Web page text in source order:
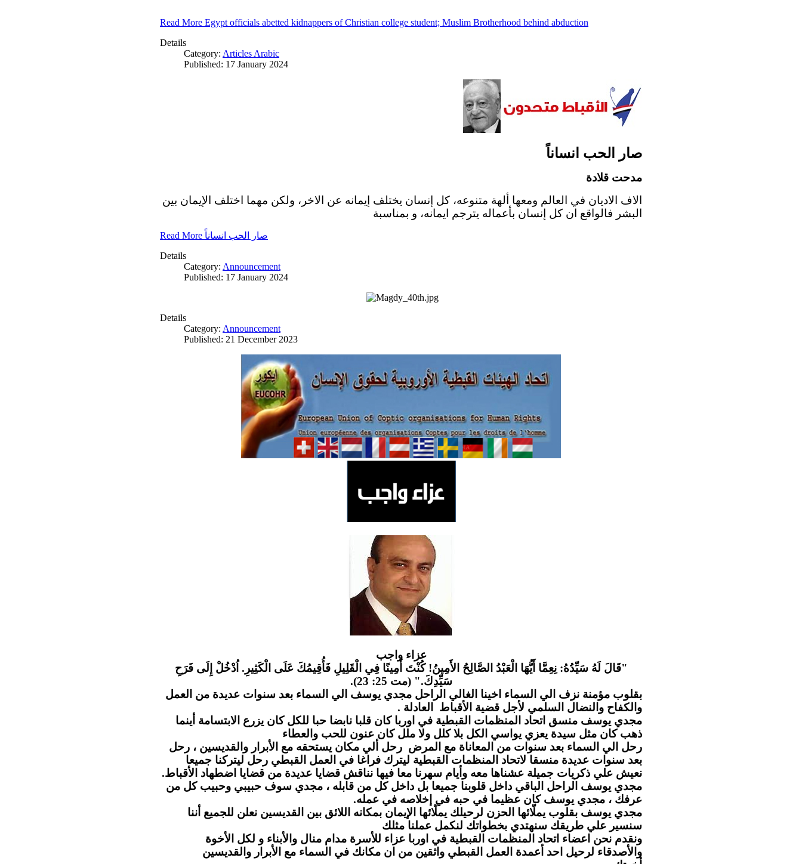
Read More Egypt officials abetted kidnappers of Christian college student; Muslim Brotherhood behind abduction
Details
Category: Articles Arabic
Published: 17 January 2024
صار الحب انساناً
مدحت قلادة
الاف الاديان في العالم ومعها ألهة متنوعه، كل إنسان يختلف إيمانه عن الاخر، ولكن مهما اختلف الإيمان بين
البشر فالواقع ان كل إنسان بأعماله يترجم ايمانه، و بمناسبة
Read More صار الحب انساناً
Details
Category: Announcement
Published: 17 January 2024
Details
Category: Announcement
Published: 21 December 2023
عزاء واجب
"قَالَ لَهُ سَيِّدُهُ: نِعِمَّا أَيُّهَا الْعَبْدُ الصَّالِحُ الأَمِينُ! كُنْتَ أَمِينًا فِي الْقَلِيلِ فَأُقِيمُكَ عَلَى الْكَثِيرِ. اُدْخُلْ إِلَى فَرَحِ
سَيِّدِكَ." (مت 25: 23).
بقلوب مؤمنة نزف الي السماء اخينا الغالي الراحل مجدي يوسف الي السماء بعد سنوات عديدة من العمل
والكفاح والنضال السلمي لأجل قضية الأقباط العادلة .
مجدي يوسف منسق اتحاد المنظمات القبطية في اوربا كان قلبا نابضا حبا للكل كان يزرع الابتسامة أينما
ذهب كان مثل سيدة يعزي يواسي الكل بلا كلل ولا ملل كان عنون للحب والعطاء
رحل الي السماء بعد سنوات من المعاناة مع المرض رحل ألي مكان يستحقه مع الأبرار والقديسين ، رحل
بعد سنوات عديدة منسقا لاتحاد المنظمات القبطية ليترك فراغا في العمل القبطي رحل ليتركنا جميعا
نعيش علي ذكريات جميلة عشناها معه وأيام سهرنا معا فيها نناقش قضايا عديدة من قضايا اضطهاد الأقباط.
مجدي يوسف الراحل الباقي داخل قلوبنا جميعا بل داخل كل من قابله ، مجدي سوف حبيبي وحبيب كل من
عرفك ، مجدي يوسف كان عظيما في حبه في إخلاصه في عمله.
مجدي يوسف بقلوب يملّائها الحزن لرحيلك يملّائها الإيمان بمكانه اللائق بين القديسين نعلن للجميع أننا
سنسير علي طريقك سنهتدي بخطواتك لنكمل عملنا مثلك
ونقدم نحن اعضاء اتحاد المنظمات القبطية في اوربا عزاء للأسرة مدام منال والأبناء و لكل الأخوة
والأصدقاء لرحيل احد أعمدة العمل القبطي واثقين من ان مكانك في السماء مع الأبرار والقديسين